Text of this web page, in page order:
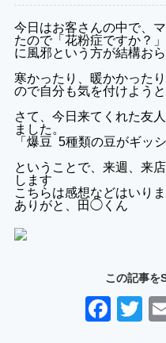
今日はお客さんの中で、
たので「花粉症ですか？
に風邪という方が結構お
寒かったり、暖かかった
ので自分も気を付けよう
さて、今日来てくれた友
ました。
「爆豆 5種類の豆がギッ
ということで、来週、来
します
こちらは感想などはいり
ありがと、田◯くん
この記事を